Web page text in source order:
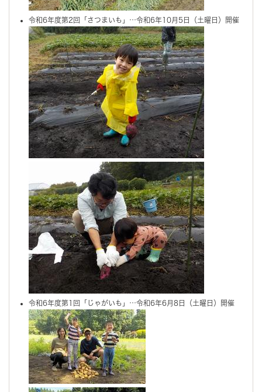
令和6年度第2回「さつまいも」…令和6年10月5日（土曜日）開催
令和6年度第1回「じゃがいも」…令和6年6月8日（土曜日）開催